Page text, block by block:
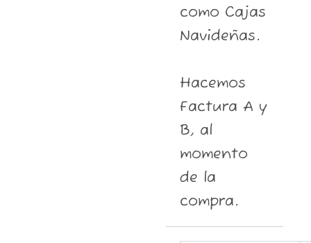
como Cajas
Navideñas.
Hacemos
Factura A y
B, al
momento
de la
compra.